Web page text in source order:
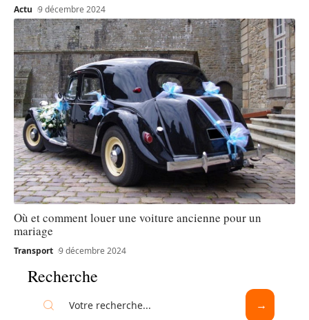
Actu 9 décembre 2024
Où et comment louer une voiture ancienne pour un
mariage
Transport 9 décembre 2024
Recherche